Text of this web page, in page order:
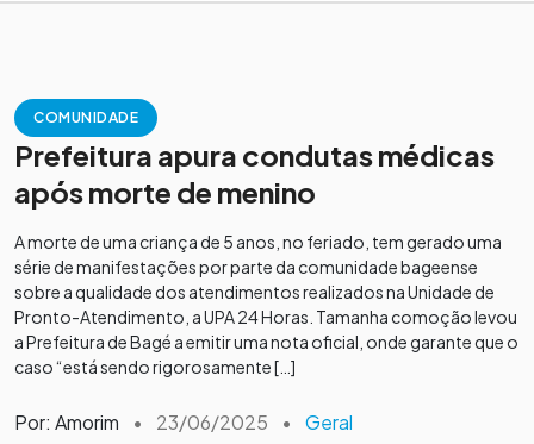
COMUNIDADE
Prefeitura apura condutas médicas
após morte de menino
A morte de uma criança de 5 anos, no feriado, tem gerado uma
série de manifestações por parte da comunidade bageense
sobre a qualidade dos atendimentos realizados na Unidade de
Pronto-Atendimento, a UPA 24 Horas. Tamanha comoção levou
a Prefeitura de Bagé a emitir uma nota oficial, onde garante que o
caso “está sendo rigorosamente […]
Por: Amorim • 23/06/2025 • Geral